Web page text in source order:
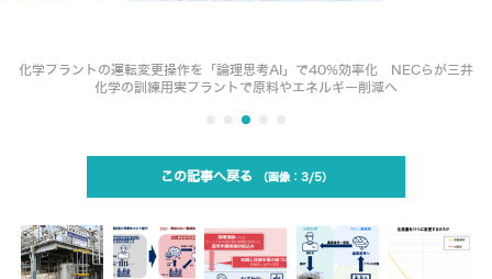
化学プラントの運転変更操作を「論理思考AI」で40%効率化 NECらが三井
化学の訓練用実プラントで原料やエネルギー削減へ
この記事へ戻る 3/5